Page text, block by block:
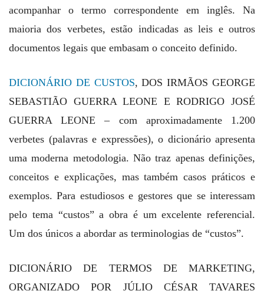
acompanhar o termo correspondente em inglês. Na
maioria dos verbetes, estão indicadas as leis e outros
documentos legais que embasam o conceito definido.
DICIONÁRIO DE CUSTOS, DOS IRMÃOS GEORGE
SEBASTIÃO GUERRA LEONE E RODRIGO JOSÉ
GUERRA LEONE – com aproximadamente 1.200
verbetes (palavras e expressões), o dicionário apresenta
uma moderna metodologia. Não traz apenas definições,
conceitos e explicações, mas também casos práticos e
exemplos. Para estudiosos e gestores que se interessam
pelo tema “custos” a obra é um excelente referencial.
Um dos únicos a abordar as terminologias de “custos”.
DICIONÁRIO DE TERMOS DE MARKETING,
ORGANIZADO POR JÚLIO CÉSAR TAVARES